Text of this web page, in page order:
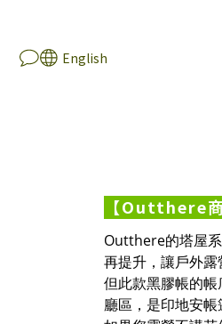
English
【Outthere商
Outthere的塔屋
再提升，讓戶外露
但此款黑膠帳的
廳區，是印地安帳